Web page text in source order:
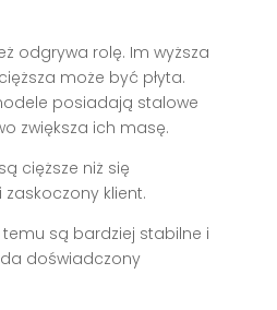
odgrywa rolę. Im wyższa
może być płyta.
posiadają stalowe
zwiększa ich masę.
cięższe niż się
klient.
są bardziej stabilne i
doświadczony